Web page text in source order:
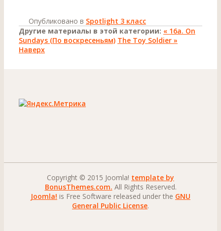
Опубликовано в Spotlight 3 класс
Другие материалы в этой категории: « 16а. On
Sundays (По воскресеньям) The Toy Soldier »
Наверх
Copyright © 2015 Joomla! template by
BonusThemes.com. All Rights Reserved.
Joomla! is Free Software released under the GNU
General Public License.